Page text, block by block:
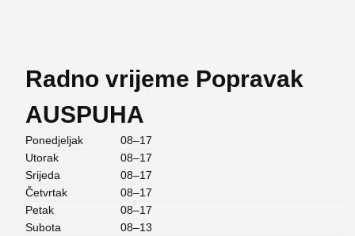
Radno vrijeme Popravak
AUSPUHA
Ponedjeljak
08–17
Utorak
08–17
Srijeda
08–17
Četvrtak
08–17
Petak
08–17
Subota
08–13